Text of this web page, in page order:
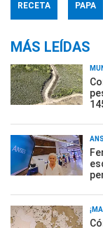
RECETA PAPA
MÁS LEÍDAS